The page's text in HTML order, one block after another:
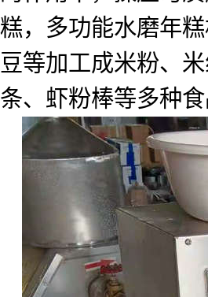
糕，多功能水磨年
豆等加工成米粉、
条、虾粉棒等多种